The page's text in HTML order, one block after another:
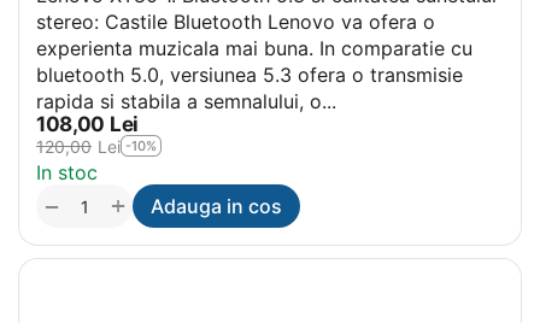
stereo: Castile Bluetooth Lenovo va ofera o
experienta muzicala mai buna. In comparatie cu
bluetooth 5.0, versiunea 5.3 ofera o transmisie
rapida si stabila a semnalului, o...
108,00 Lei
120,00 Lei -10%
In stoc
+
− Adauga in cos